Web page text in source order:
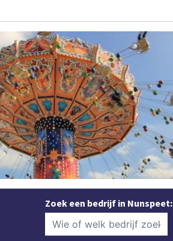
Zoek een bedrijf in Nunspeet: